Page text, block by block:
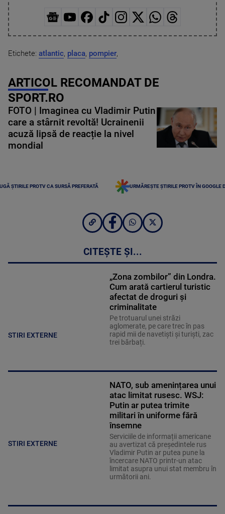
Etichete: atlantic, placa, pompier,
ARTICOL RECOMANDAT DE
SPORT.RO
FOTO | Imaginea cu Vladimir Putin
care a stârnit revoltă! Ucrainenii
acuză lipsă de reacție la nivel
mondial
ȘTIRILE PROTV CA SURSĂ PREFERATĂ URMĂREȘTE ȘTIRILE PROTV ÎN GOOGLE
CITEȘTE ȘI...
STIRI EXTERNE
„Zona zombilor” din Londra.
Cum arată cartierul turistic
afectat de droguri și
criminalitate
Pe trotuarul unei străzi
aglomerate, pe care trec în pas
rapid mii de navetiști și turiști, zac
trei bărbați.
STIRI EXTERNE
NATO, sub amenințarea unui
atac limitat rusesc. WSJ:
Putin ar putea trimite
militari în uniforme fără
însemne
Serviciile de informații americane
au avertizat că președintele rus
Vladimir Putin ar putea pune la
încercare NATO printr-un atac
limitat asupra unui stat membru în
următorii ani.